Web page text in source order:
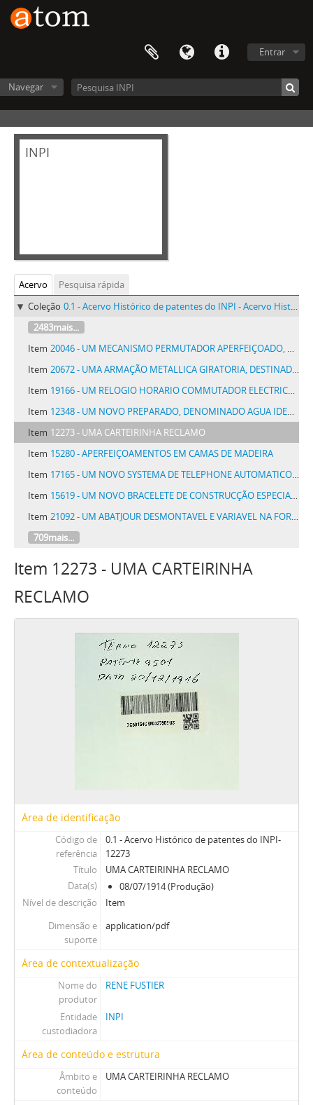
Entrar
Navegar
INPI
Acervo
Pesquisa rápida
Coleção 0.1 - Acervo Histórico de patentes do INPI - Acervo Histórico de patentes do INPI
2483mais...
Item 20046 - UM MECANISMO PERMUTADOR APERFEIÇOADO, PARA SER EMPREGADO EM SYSTEMAS TELEPHONICOS AUTOMATICOS E SEMELHANTES
Item 20672 - UMA ARMAÇÃO METALLICA GIRATORIA, DESTINADA A DIVERSÕES PUBLICAS
Item 19166 - UM RELOGIO HORARIO COMMUTADOR ELECTRICO, DENOMINADO FORTUNA
Item 12348 - UM NOVO PREPARADO, DENOMINADO AGUA IDEAL, DESTINADO A ALVEJAR, DESINFECTAR E PERFUMAR ROUPAS E, BEM ASSIM, PARA LAVAGEM DE PAVIMENTOS, VASILHAMES E SEMELHANTES
Item 12273 - UMA CARTEIRINHA RECLAMO
Item 15280 - APERFEIÇOAMENTOS EM CAMAS DE MADEIRA
Item 17165 - UM NOVO SYSTEMA DE TELEPHONE AUTOMATICO SELECTIVO
Item 15619 - UM NOVO BRACELETE DE CONSTRUCÇÃO ESPECIAL PODENDO ADAPTAR-SE A FINS DIVERSOS
Item 21092 - UM ABATJOUR DESMONTAVEL E VARIAVEL NA FORMA
709mais...
Item 12273 - UMA CARTEIRINHA
RECLAMO
Área de identificação
Código de
referência
0.1 - Acervo Histórico de patentes do INPI-
12273
Título
UMA CARTEIRINHA RECLAMO
Data(s)
08/07/1914 (Produção)
Nível de descrição
Item
Dimensão e
suporte
application/pdf
Área de contextualização
Nome do
produtor
RENE FUSTIER
Entidade
custodiadora
INPI
Área de conteúdo e estrutura
Âmbito e
conteúdo
UMA CARTEIRINHA RECLAMO